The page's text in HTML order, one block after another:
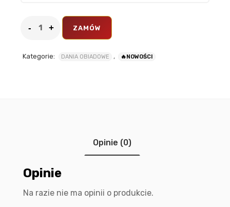
ZAMÓW
Kategorie: DANIA OBIADOWE , 🔥NOWOŚCI
Opinie (0)
Opinie
Na razie nie ma opinii o produkcie.